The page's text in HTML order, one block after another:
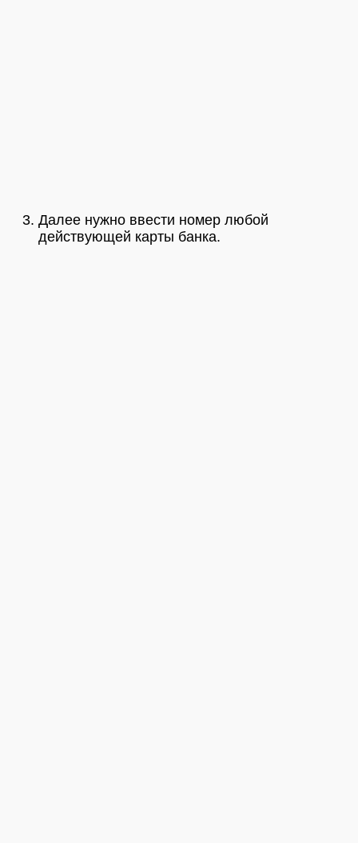
Далее нужно ввести номер любой
действующей карты банка.